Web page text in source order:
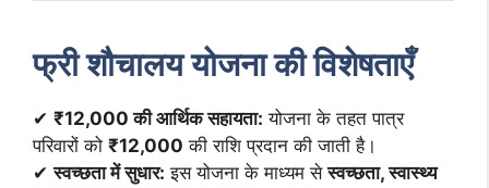
फ्री शौचालय योजना की विशेषताएँ
✔ ₹12,000 की आर्थिक सहायता: योजना के तहत पात्र
परिवारों को ₹12,000 की राशि प्रदान की जाती है।
✔स्वच्छता में सुधार: इस योजना के माध्यम सेस्वच्छता, स्वास्थ्य